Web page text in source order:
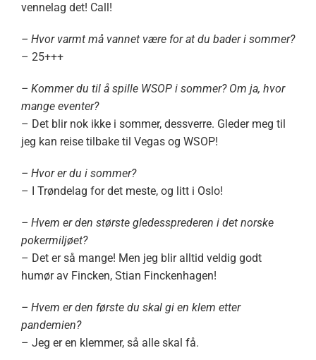
vennelag det! Call!
– Hvor varmt må vannet være for at du bader i sommer?
– 25+++
– Kommer du til å spille WSOP i sommer? Om ja, hvor
mange eventer?
– Det blir nok ikke i sommer, dessverre. Gleder meg til
jeg kan reise tilbake til Vegas og WSOP!
– Hvor er du i sommer?
– I Trøndelag for det meste, og litt i Oslo!
– Hvem er den største gledessprederen i det norske
pokermiljøet?
– Det er så mange! Men jeg blir alltid veldig godt
humør av Fincken, Stian Finckenhagen!
– Hvem er den første du skal gi en klem etter
pandemien?
– Jeg er en klemmer, så alle skal få.